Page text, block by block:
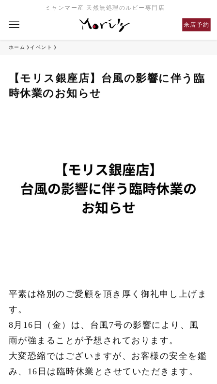
ミャンマー産 天然無処理のルビー専門店
来店予約
ホーム イベント
【モリス銀座店】台風の影響に伴う臨
時休業のお知らせ
平素は格別のご愛顧を頂き厚く御礼申し上げま
す。
8 月 16 日（金）は、台風7号の影響により、風
雨が強まることが予想されております。
大変恐縮ではございますが、お客様の安全を鑑
み、 16 日は臨時休業とさせていただきます。